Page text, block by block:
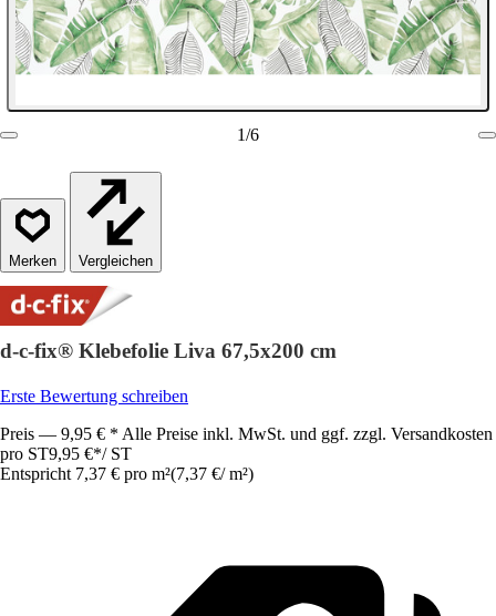
1/6
Vergleichen
d-c-fix® Klebefolie Liva 67,5x200 cm
Erste Bewertung schreiben
Preis — 9,95 € * Alle Preise inkl. MwSt. und ggf. zzgl. Versandkosten
pro ST9,95 €*/ ST
Entspricht 7,37 € pro m²(7,37 €/ m²)